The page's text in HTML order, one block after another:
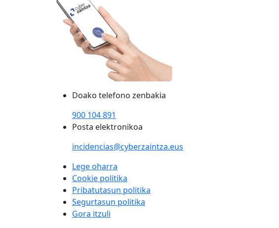
Doako telefono zenbakia
900 104 891
Posta elektronikoa
incidencias@cyberzaintza.eus
Lege oharra
Cookie politika
Pribatutasun politika
Segurtasun politika
Gora itzuli